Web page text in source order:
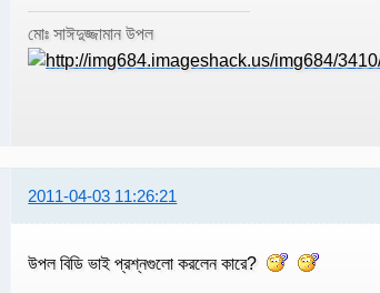
মোঃ সাঈদুজ্জামান উপল
2011-04-03 11:26:21
উপল বিডি ভাই প্রশ্নগুলো করলেন কারে?